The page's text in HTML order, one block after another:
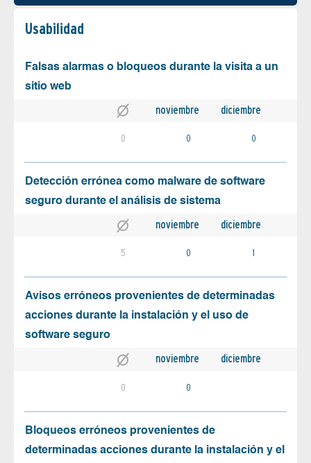
Usabilidad
Falsas alarmas o bloqueos durante la visita a un
sitio web
noviembre diciembre
0 0 0
Detección errónea como malware de software
seguro durante el análisis de sistema
noviembre diciembre
5 0 1
Avisos erróneos provenientes de determinadas
acciones durante la instalación y el uso de
software seguro
noviembre diciembre
0 0
Bloqueos erróneos provenientes de
determinadas acciones durante la instalación y el